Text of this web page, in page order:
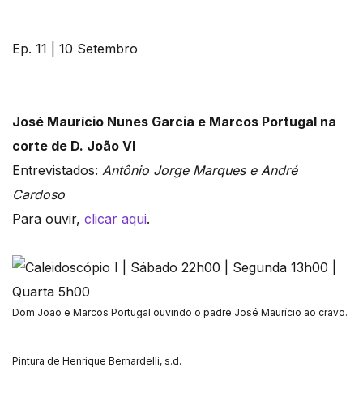
Ep. 11 | 10 Setembro
José Maurício Nunes Garcia e Marcos Portugal na
corte de D. João VI
Entrevistados: Antônio Jorge Marques e André
Cardoso
Para ouvir, clicar aqui.
Dom João e Marcos Portugal ouvindo o padre José Maurício ao cravo.
Pintura de Henrique Bernardelli, s.d.